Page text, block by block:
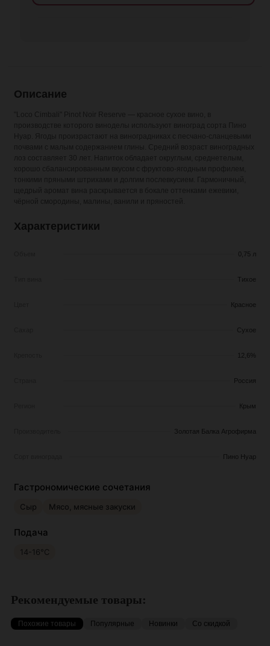
Описание
Характеристики
0,75 л
Тихое
Красное
Сухое
12,6%
Россия
Крым
Золотая Балка Агрофирма
Пино Нуар
Гастрономические сочетания
Сыр Мясо, мясные закуски
Подача
14-16°С
Рекомендуемые товары:
Похожие товары Популярные Новинки Со скидкой